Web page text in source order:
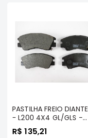
PASTILHA FREIO
- L200 4X4 GL/GLS -
FRASLE - PD/377
R$ 135,21